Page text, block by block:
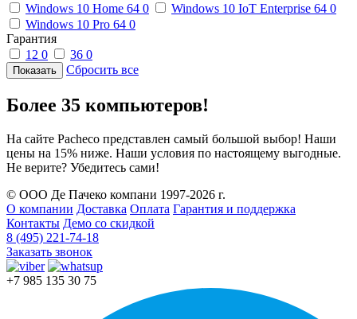
Windows 10 Home 64 0 Windows 10 IoT Enterprise 64 0
Windows 10 Pro 64 0
Гарантия
12 0 36 0
Сбросить все
Более 35 компьютеров!
На сайте Pacheco представлен самый большой выбор! Наши
цены на 15% ниже. Наши условия по настоящему выгодные.
Не верите? Убедитесь сами!
© ООО Де Пачеко компани 1997-2026 г.
О компании Доставка Оплата Гарантия и поддержка
Контакты Демо со скидкой
8 (495) 221-74-18
Заказать звонок
+7 985 135 30 75